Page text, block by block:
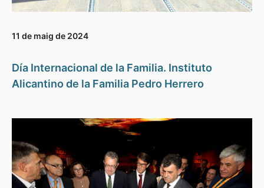
11 de maig de 2024
Día Internacional de la Familia. Instituto
Alicantino de la Familia Pedro Herrero